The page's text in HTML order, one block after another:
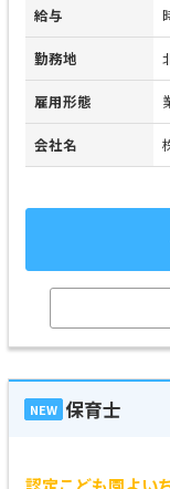
給与
勤務地
雇用形態
会社名
NEW 保育士
認定こども園よい